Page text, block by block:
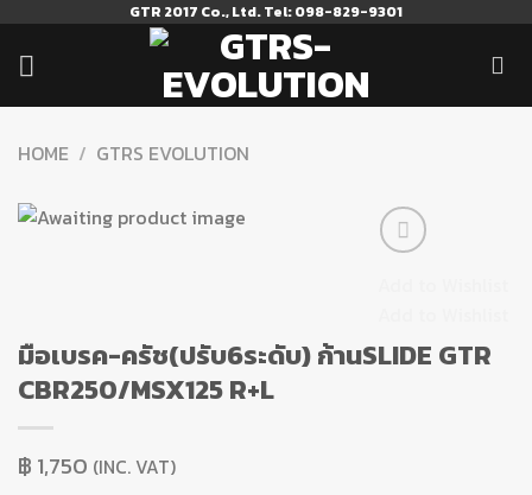
content
GTR 2017 Co., Ltd. Tel: 098-829-9301
HOME / GTRS EVOLUTION
มือเบรค-ครัช(ปรับ6ระดับ) ก้านSLIDE GTR
CBR250/MSX125 R+L
฿ 1,750 (INC. VAT)